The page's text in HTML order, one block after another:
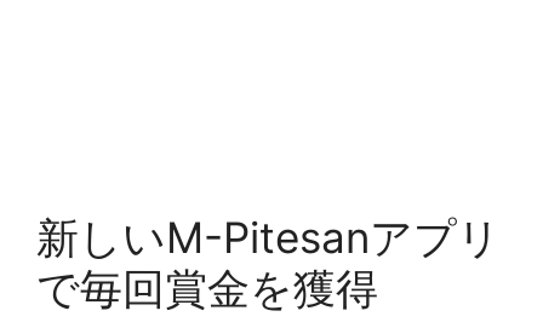
新しいM-Pitesanアプリ
で毎回賞金を獲得